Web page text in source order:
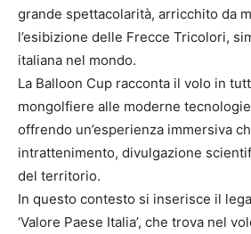
grande spettacolarità, arricchito da
l’esibizione delle Frecce Tricolori,
italiana nel mondo.
La Balloon Cup racconta il volo in
mongolfiere alle moderne
offrendo un’esperienza immersiva
intrattenimento, divulgazione
del territorio.
In questo contesto si inserisce il
‘Valore Paese Italia’, che trova nel